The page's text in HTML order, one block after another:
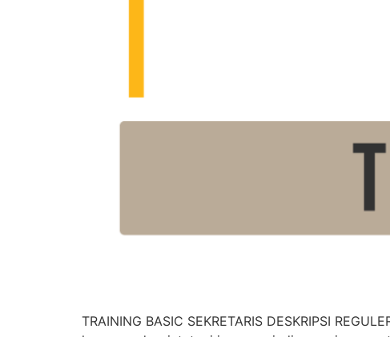
TRAINING BASIC SEKRETARIS DESKRIPSI